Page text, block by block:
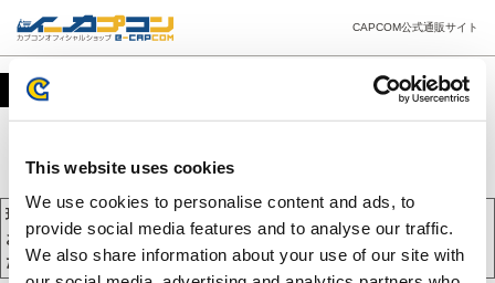
This website uses cookies
We use cookies to personalise content and ads, to
provide social media features and to analyse our traffic.
We also share information about your use of our site with
CAPCOM公式通販サイト
カート
現在、カートには商品が入っておりません。
お買い物を続けるには下の 「お買い物を続ける」 をクリックしてく
ださい。